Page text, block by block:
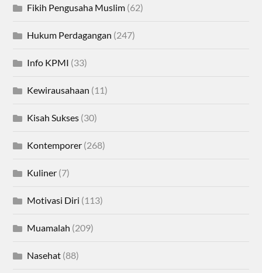
Fikih Pengusaha Muslim (62)
Hukum Perdagangan (247)
Info KPMI (33)
Kewirausahaan (11)
Kisah Sukses (30)
Kontemporer (268)
Kuliner (7)
Motivasi Diri (113)
Muamalah (209)
Nasehat (88)